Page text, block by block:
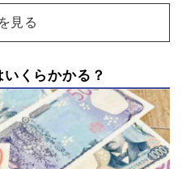
見る
くらかかる？